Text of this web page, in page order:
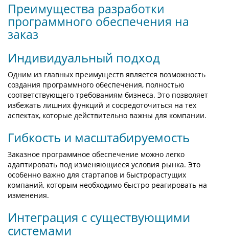
Преимущества разработки
программного обеспечения на
заказ
Индивидуальный подход
Одним из главных преимуществ является возможность
создания программного обеспечения, полностью
соответствующего требованиям бизнеса. Это позволяет
избежать лишних функций и сосредоточиться на тех
аспектах, которые действительно важны для компании.
Гибкость и масштабируемость
Заказное программное обеспечение можно легко
адаптировать под изменяющиеся условия рынка. Это
особенно важно для стартапов и быстрорастущих
компаний, которым необходимо быстро реагировать на
изменения.
Интеграция с существующими
системами